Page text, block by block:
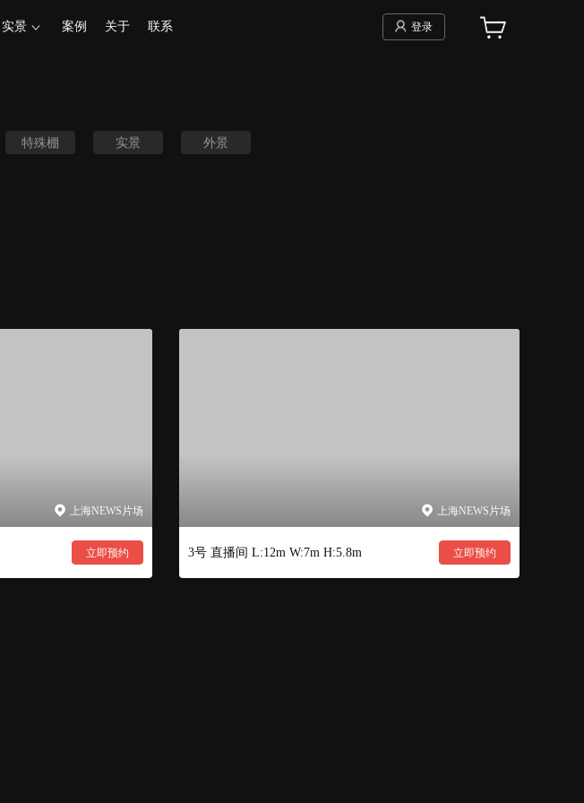
实景 案例 关于 联系 登录
特殊棚 实景 外景
上海NEWS片场
立即预约
上海NEWS片场
3号 直播间 L:12m W:7m H:5.8m 立即预约